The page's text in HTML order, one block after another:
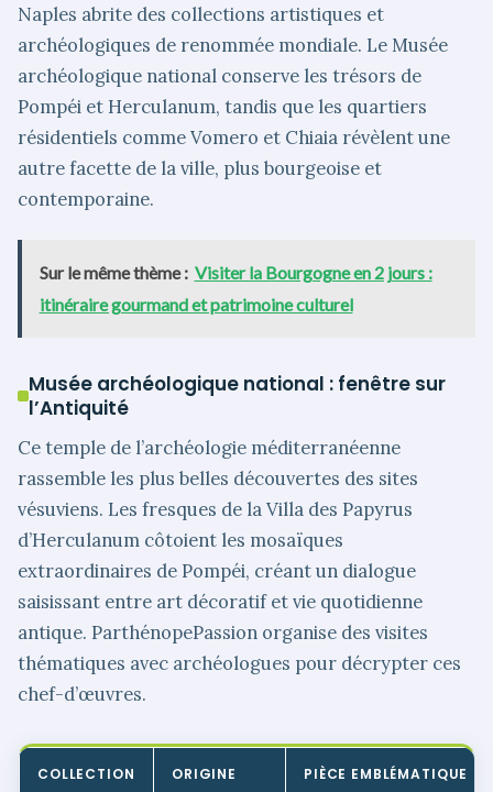
Naples abrite des collections artistiques et
archéologiques de renommée mondiale. Le Musée
archéologique national conserve les trésors de
Pompéi et Herculanum, tandis que les quartiers
résidentiels comme Vomero et Chiaia révèlent une
autre facette de la ville, plus bourgeoise et
contemporaine.
Sur le même thème : Visiter la Bourgogne en 2 jours :
itinéraire gourmand et patrimoine culturel
Musée archéologique national : fenêtre sur
l’Antiquité
Ce temple de l’archéologie méditerranéenne
rassemble les plus belles découvertes des sites
vésuviens. Les fresques de la Villa des Papyrus
d’Herculanum côtoient les mosaïques
extraordinaires de Pompéi, créant un dialogue
saisissant entre art décoratif et vie quotidienne
antique. ParthénopePassion organise des visites
thématiques avec archéologues pour décrypter ces
chef-d’œuvres.
COLLECTION ORIGINE PIÈCE EMBLÉMATIQUE